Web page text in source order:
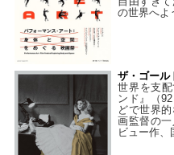
の世界へよ
ザ・ゴー
世界を支
ンド』（
どで世界
画監督の
ビュー作、